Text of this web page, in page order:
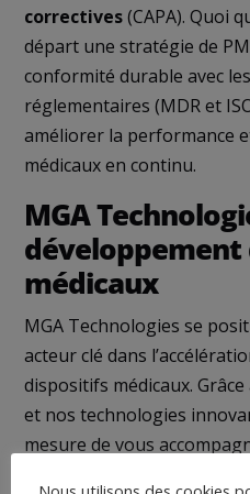
correctives(CAPA). Quoi
départ une stratégie de
conformité durable avec
réglementaires (MDR et
améliorer la performance
médicaux en continu.
MGA
développement
médicaux
MGA Technologies se
acteur clé dans
dispositifs médicaux.
et nos technologies
mesure de vous